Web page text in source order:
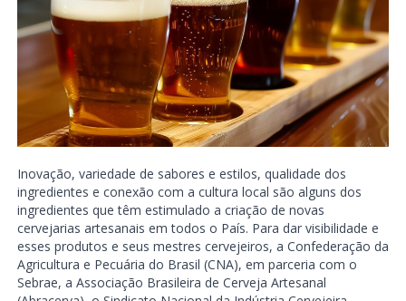
Inovação, variedade de sabores e estilos, qualidade dos
ingredientes e conexão com a cultura local são alguns dos
ingredientes que têm estimulado a criação de novas
cervejarias artesanais em todos o País. Para dar visibilidade e
esses produtos e seus mestres cervejeiros, a Confederação da
Agricultura e Pecuária do Brasil (CNA), em parceria com o
Sebrae, a Associação Brasileira de Cerveja Artesanal